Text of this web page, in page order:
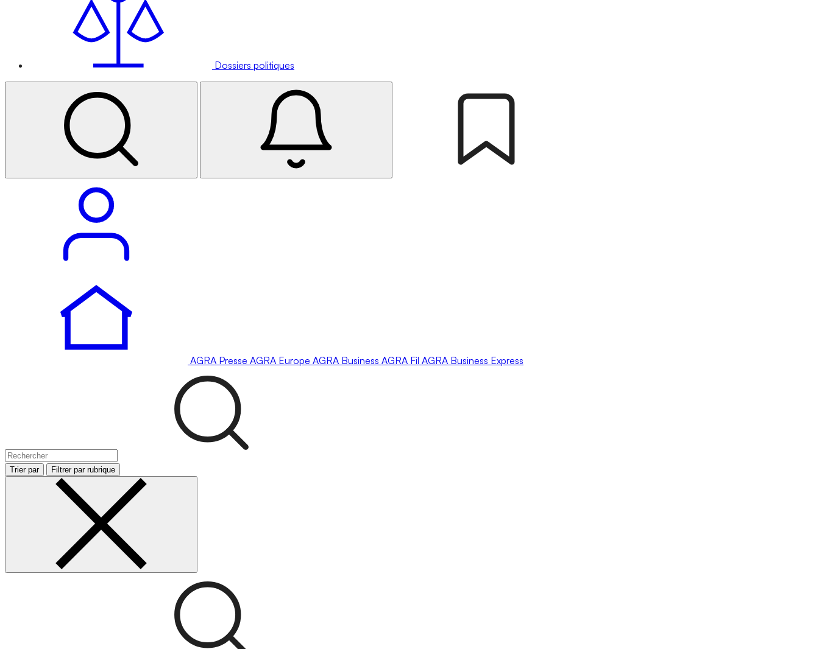
Dossiers politiques
AGRA Presse AGRA Europe AGRA Business AGRA Fil AGRA Business Express
Trier par Filtrer par rubrique